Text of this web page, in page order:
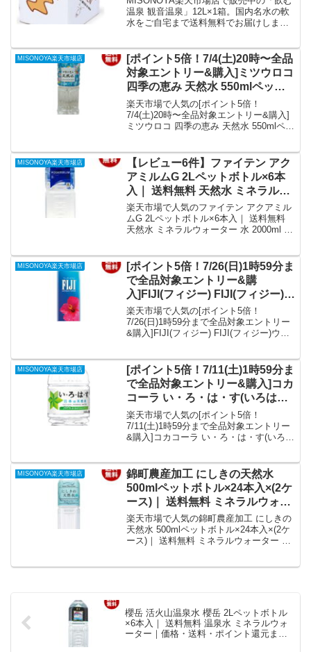
温泉 観音温泉」12L×1箱。国内名水の軟
水をご自宅まで送料無料でお届けしま
飲料水としても人気です。
MISONOYA楽天市場店
[ポイント5倍！7/4(土)20時〜全品
対象エントリー&購入]ミツウロコ
四季の恵み 天然水 550mlペット
ボトル×24本入×(2ケース)｜ 送料
無料 ミネラルウォーター 水 鉱水
養老山地 天然水｜価格・送料・
楽天市場で人気の[ポイント5倍！
7/4(土)20時〜全品対象エントリー&購入]
ミツウロコ 四季の恵み 天然水 550mlペッ
然水を徹底解説。MISONOYA楽天市場店
から2,691円で販売中（送料別・ポイント
1倍）。実ユーザーレビュー0件・平均評
価0の商品情報・購入方法まとめ。
MISONOYA楽天市場店
【レビュー6件】ファイテン アク
アミルムG 2Lペットボトル×6本
入｜ 送料無料 天然水 ミネラルウ
ォーター 水 2000ml 2l 軟水 ペッ
トボトル PET｜価格・送料・ポ
イント還元まとめ
楽天市場で人気のファイテン アクアミル
ムG 2Lペットボトル×6本入｜ 送料無料
天然水 ミネラルウォーター 水 2000ml 2l
売中（送料別・ポイント1倍）。実ユーザ
ーレビュー6件・平均評価4.17の商品情
報・購入方法まとめ。
MISONOYA楽天市場店
[ポイント5倍！7/26(日)1時59分ま
で全品対象エントリー&購
入]FIJI(フィジー) FIJI(フィジー)ウ
ォーター 1000mlペットボトル
×12本入｜ 送料無料 ミネラルウォ
ーター 海外名水 軟水｜価格・送
楽天市場で人気の[ポイント5倍！
7/26(日)1時59分まで全品対象エントリー
&購入]FIJI(フィジー) FIJI(フィジー)ウォ
水を徹底解説。MISONOYA楽天市場店か
ら7,140円で販売中（送料別・ポイント1
倍）。実ユーザーレビュー0件・平均評価
0の商品情報・購入方法まとめ。
MISONOYA楽天市場店
[ポイント5倍！7/11(土)1時59分ま
で全品対象エントリー&購入]コカ
コーラ い・ろ・は・す(いろはす I
LOHAS) 340mlペットボトル×24
本入 メーカー直送｜全国送料無
料 水 ミネラルウォーター コカ・
料・ポイント還元まとめ
楽天市場で人気の[ポイント5倍！
7/11(土)1時59分まで全品対象エントリー
&購入]コカコーラ い・ろ・は・す(いろは
ウォーター コカ・コーラ コカコーラを徹
底解説。MISONOYA楽天市場店から
2,931円で販売中（送料込み・ポイント1
倍）。実ユーザーレビュー0件・平均評価
0の商品情報・購入方法まとめ。
MISONOYA楽天市場店
錦町農産加工 にしきの天然水
500mlペットボトル×24本入×(2ケ
ース)｜ 送料無料 ミネラルウォー
ター 水 PET 鉱水 軟水｜価格・送
料・ポイント還元まとめ
楽天市場で人気の錦町農産加工 にしきの
天然水 500mlペットボトル×24本入×(2ケ
ース)｜ 送料無料 ミネラルウォーター 水
櫻岳 活火山温泉水 櫻岳 2Lペットボトル
×6本入｜ 送料無料 温泉水 ミネラルウォ
ーター｜価格・送料・ポイント還元まと